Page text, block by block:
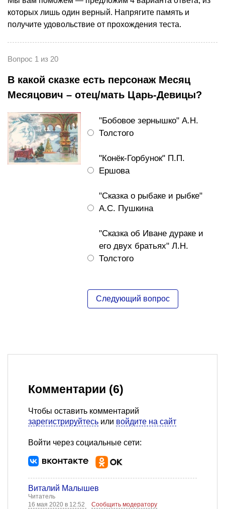
которых лишь один верный. Напрягите память и
получите удовольствие от прохождения теста.
Вопрос 1 из 20
В какой сказке есть персонаж Месяц
Месяцович – отец/мать Царь-Девицы?
"Бобовое зернышко" А.Н.
Толстого
"Конёк-Горбунок" П.П.
Ершова
"Сказка о рыбаке и рыбке"
А.С. Пушкина
"Сказка об Иване дураке и
его двух братьях" Л.Н.
Толстого
Комментарии (6)
Чтобы оставить комментарий
зарегистрируйтесь или войдите на сайт
Войти через социальные сети:
Виталий Малышев
Читатель
16 мая 2020 в 12:52
Сообщить модератору